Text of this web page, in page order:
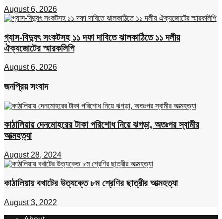
August 6, 2026
গ্যাস-বিদ্যুৎ সংকটসহ ১১ দফা দাবিতে ঝালকাঠিতে ১১ দলীয়
ঐক্যজোটের স্মারকলিপি
August 6, 2026
জনপ্রিয় সংবাদ
কাঠালিয়ায় দেনমোহরের টাকা পরিশোধ নিয়ে ঝগড়া, অতঃপর স্বামীর
আত্মহত্যা
August 28, 2024
কাঠালিয়ায় বখাটের উত্যক্তে ৮ম শ্রেণির ছাত্রীর আত্মহত্যা
August 3, 2022